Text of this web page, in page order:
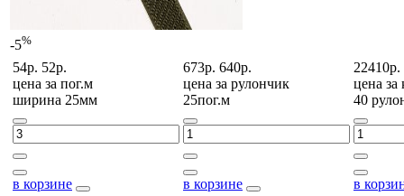
-5%
54р. 52р.
цена за пог.м
ширина 25мм
в корзине
673р. 640р.
цена за рулончик
25пог.м
в корзине
22410р.
цена за
40
в